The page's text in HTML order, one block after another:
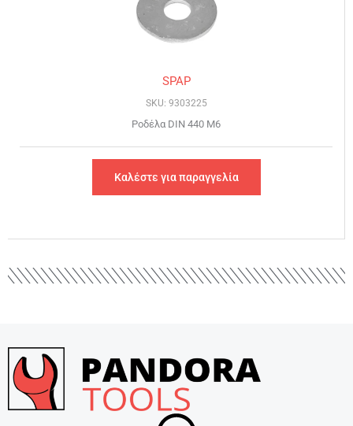
SPAP
SKU: 9303225
Ροδέλα DIN 440 Μ6
Καλέστε για παραγγελία